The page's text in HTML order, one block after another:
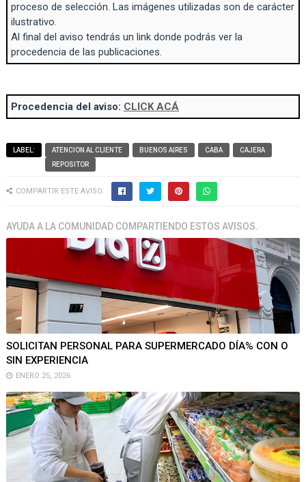
proceso de selección. Las imágenes utilizadas son de carácter
ilustrativo.
Al final del aviso tendrás un link donde podrás ver la
procedencia de las publicaciones.
Procedencia del aviso: CLICK ACÁ
LABEL: ATENCION AL CLIENTE BUENOS AIRES CABA
CAJERA
REPOSITOR
COMPARTIR ESTE AVISO:
AYUDA A LA COMUNIDAD COMPARTIENDO ESTOS AVISOS.
SOLICITAN PERSONAL PARA SUPERMERCADO DÍA% CON O
SIN EXPERIENCIA
ENERO 25, 2026